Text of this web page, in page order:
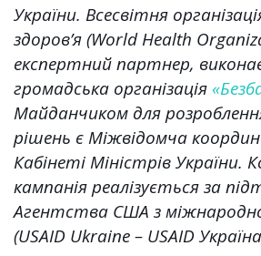
України. Всесвітня
здоров’я (World Health
експертний партнер,
громадська організація
Майданчиком для
рішень є Міжвідомча
Кабінеті Міністрів України.
кампанія реалізується за
Агентства США з
(USAID Ukraine – USAID